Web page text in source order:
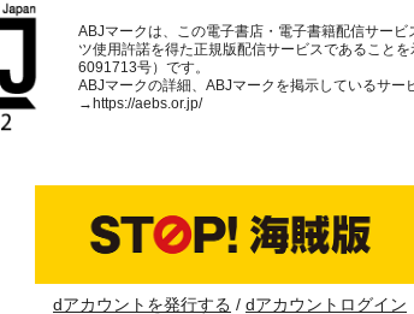
ABJマークは、この電子書店・電子書籍配信サー
ツ使用許諾を得た正規版配信サービスであること
6091713号）です。
ABJマークの詳細、ABJマークを掲示しているサー
→https://aebs.or.jp/
dアカウントを発行する dアカウントログイン